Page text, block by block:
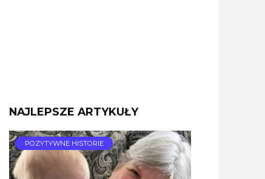
NAJLEPSZE ARTYKUŁY
POZYTYWNE HISTORIE